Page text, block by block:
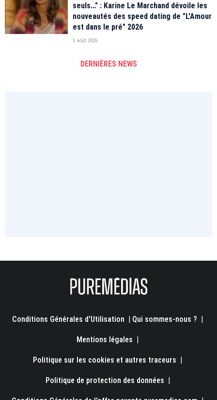
seuls…" : Karine Le Marchand dévoile les
nouveautés des speed dating de "L'Amour
est dans le pré" 2026
5 août 2026
DERNIÈRES NEWS
Conditions Générales d'Utilisation | Qui sommes-nous ? |
Mentions légales |
Politique sur les cookies et autres traceurs |
Politique de protection des données |